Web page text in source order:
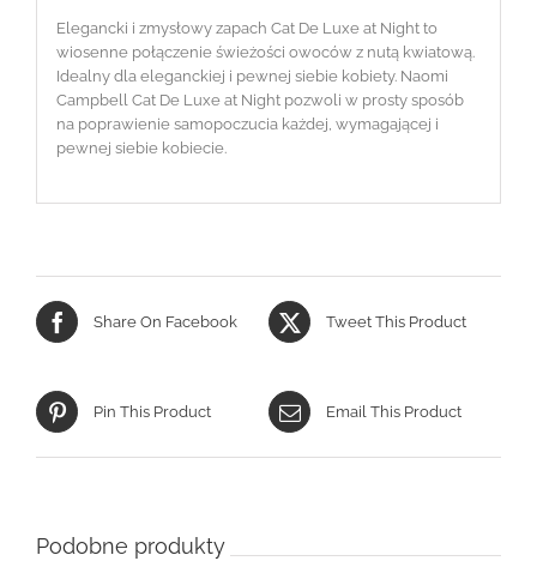
Elegancki i zmysłowy zapach Cat De Luxe at Night to
wiosenne połączenie świeżości owoców z nutą kwiatową.
Idealny dla eleganckiej i pewnej siebie kobiety. Naomi
Campbell Cat De Luxe at Night pozwoli w prosty sposób
na poprawienie samopoczucia każdej, wymagającej i
pewnej siebie kobiecie.
Share On Facebook Tweet This Product
Pin This Product Email This Product
Podobne produkty